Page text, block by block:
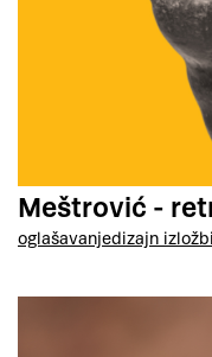
Meštrović -
oglašavanjedizajn izložbi